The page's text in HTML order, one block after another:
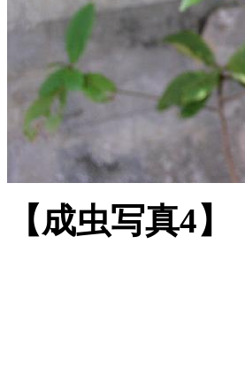
【成虫写真4】